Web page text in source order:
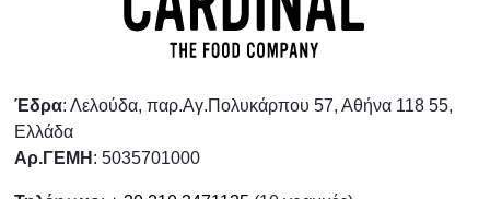
Έδρα: Λελούδα, παρ.Αγ.Πολυκάρπου 57, Αθήνα 118 55,
Ελλάδα
Αρ.ΓΕΜΗ : 5035701000